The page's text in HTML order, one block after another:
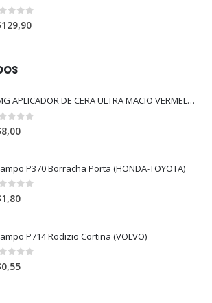
of 5
129,90
DMG APLICADOR DE CERA ULTRA MACIO VERMELHO l
of 5
8,00
P370 Borracha Porta (HONDA-TOYOTA)
of 5
1,80
P714 Rodizio Cortina (VOLVO)
of 5
0,55